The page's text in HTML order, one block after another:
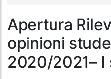
Apertura
opinioni
2020/2021– I